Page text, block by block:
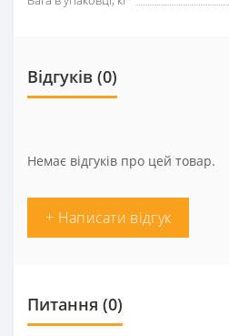
Відгуків (0)
Немає відгуків про цей товар.
+ Написати відгук
Питання (0)